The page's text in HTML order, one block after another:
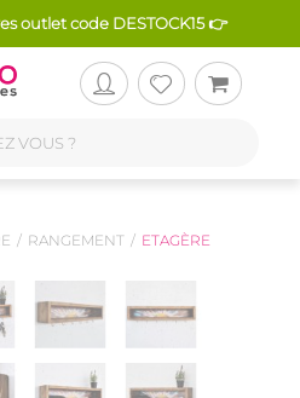
outlet code DESTOCK15 👉
RANGEMENT ETAGÈRE